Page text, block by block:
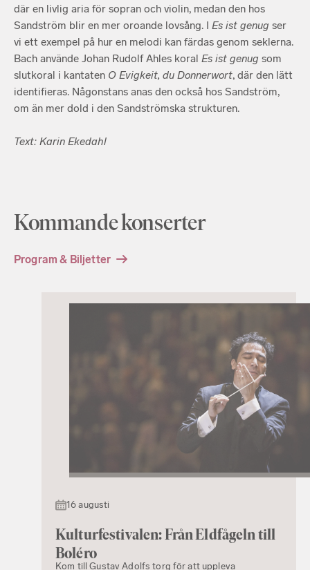
där en livlig aria för sopran och violin, medan den hos
Sandström blir en mer oroande lovsång. I Es ist genug ser
vi ett exempel på hur en melodi kan färdas genom seklerna.
Bach använde Johan Rudolf Ahles koral Es ist genug som
slutkoral i kantaten O Evigkeit, du Donnerwort, där den lätt
identifieras. Någonstans anas den också hos Sandström,
om än mer dold i den Sandströmska strukturen.
Text: Karin Ekedahl
Kommande konserter
Program & Biljetter
16 augusti
Kulturfestivalen: Från Eldfågeln till
Boléro
Kom till Gustav Adolfs torg för att uppleva